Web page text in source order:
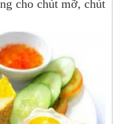
cho chút mỡ, chút